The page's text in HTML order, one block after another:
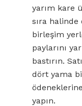
yarım kare
sıra halinde
birleşim
paylarını
bastırın.
dört yama
yapın.